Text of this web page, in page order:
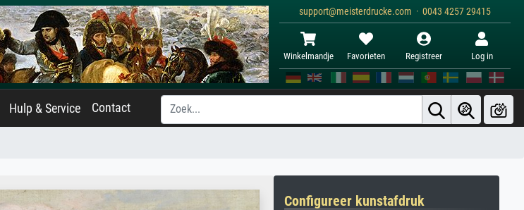
support@meisterdrucke.com · 0043 4257 29415
Winkelmandje Favorieten Registreer Log in
Hulp & Service Contact
Configureer kunstafdruk